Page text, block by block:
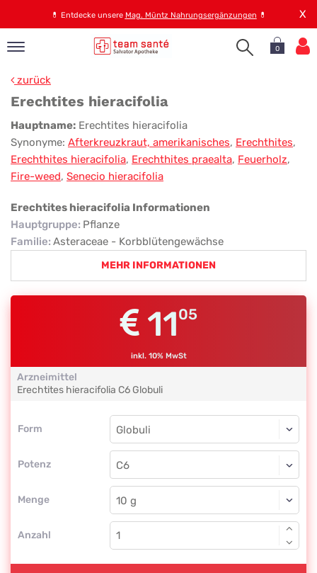
💊 Entdecke unsere Mag. Müntz Nahrungsergänzungen 💊 X
0
zurück
Erechtites hieracifolia
Erechtites
hieracifolia
Hauptname: Erechtites hieracifolia
Synonyme: Afterkreuzkraut, amerikanisches, Erechthites,
Erechthites hieracifolia, Erechthites praealta, Feuerholz,
Fire-weed, Senecio hieracifolia
Erechtites hieracifolia Informationen
Hauptgruppe: Pflanze
Familie: Asteraceae - Korbblütengewächse
MEHR INFORMATIONEN
1105
inkl. 10% MwSt
Arzneimittel
Erechtites hieracifolia C6 Globuli
Form
Form
Potenz
Globuli
C6
Menge
Globuli
Anzahl